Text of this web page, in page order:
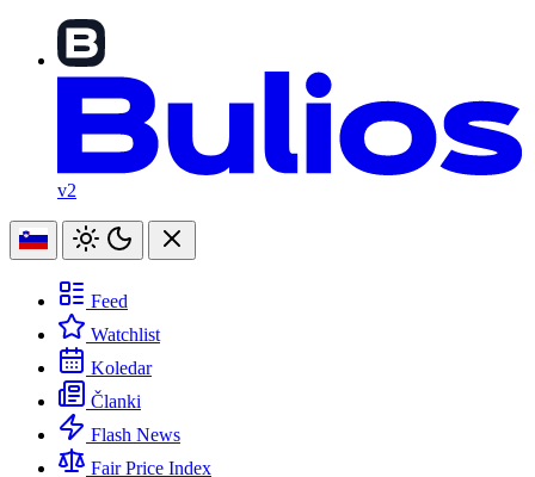
v2
Feed
Watchlist
Koledar
Članki
Flash News
Fair Price Index